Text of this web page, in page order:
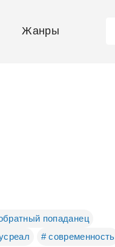
Жанры
попаданец
# современность